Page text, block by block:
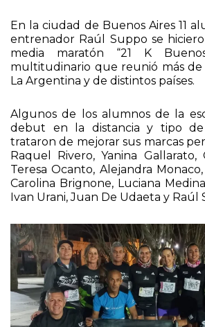
En la ciudad de Buenos Aires 11
entrenador Raúl Suppo se
media maratón “21 K
multitudinario que reunió más de
La Argentina y de distintos países.
Algunos de los alumnos de la
debut en la distancia y tipo
trataron de mejorar sus marcas
Raquel Rivero, Yanina Gallarato,
Teresa Ocanto, Alejandra
Carolina Brignone, Luciana
Ivan Urani, Juan De Udaeta y Raúl